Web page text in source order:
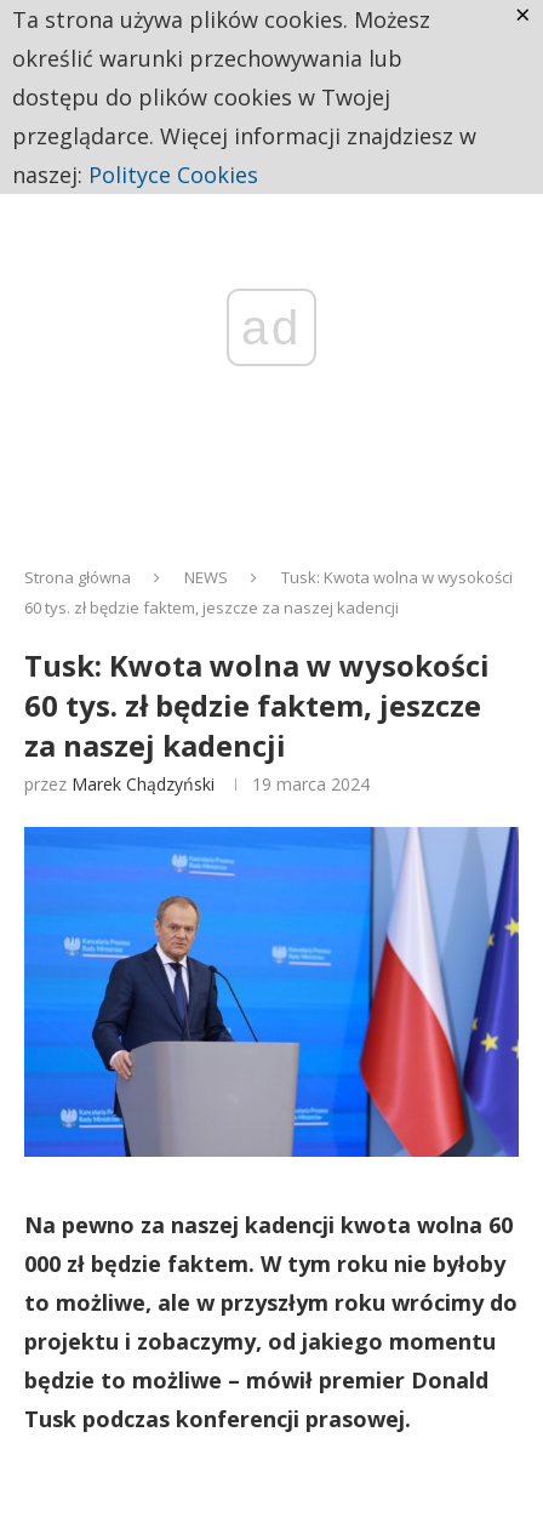
ad
Strona główna NEWS
Tusk: Kwota wolna w wysokości
60 tys. zł będzie faktem, jeszcze za naszej kadencji
Tusk: Kwota wolna w wysokości
60 tys. zł będzie faktem, jeszcze
za naszej kadencji
przez Marek Chądzyński 19 marca 2024
Na pewno za naszej kadencji kwota wolna 60
000 zł będzie faktem. W tym roku nie byłoby
to możliwe, ale w przyszłym roku wrócimy do
projektu i zobaczymy, od jakiego momentu
będzie to możliwe – mówił premier Donald
Tusk podczas konferencji prasowej.
Ta strona używa plików cookies. Możesz
określić warunki przechowywania lub
dostępu do plików cookies w Twojej
przeglądarce. Więcej informacji znajdziesz w
naszej: Polityce Cookies
×